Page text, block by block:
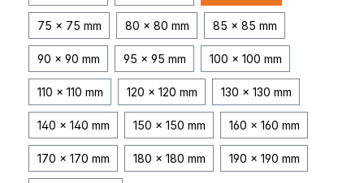
75 x 75 mm 80 x 80 mm 85 x 85 mm
90 x 90 mm 95 x 95 mm 100 x 100 mm
110 x 110 mm 120 x 120 mm 130 x 130 mm
140 x 140 mm 150 x 150 mm 160 x 160 mm
170 x 170 mm 180 x 180 mm 190 x 190 mm